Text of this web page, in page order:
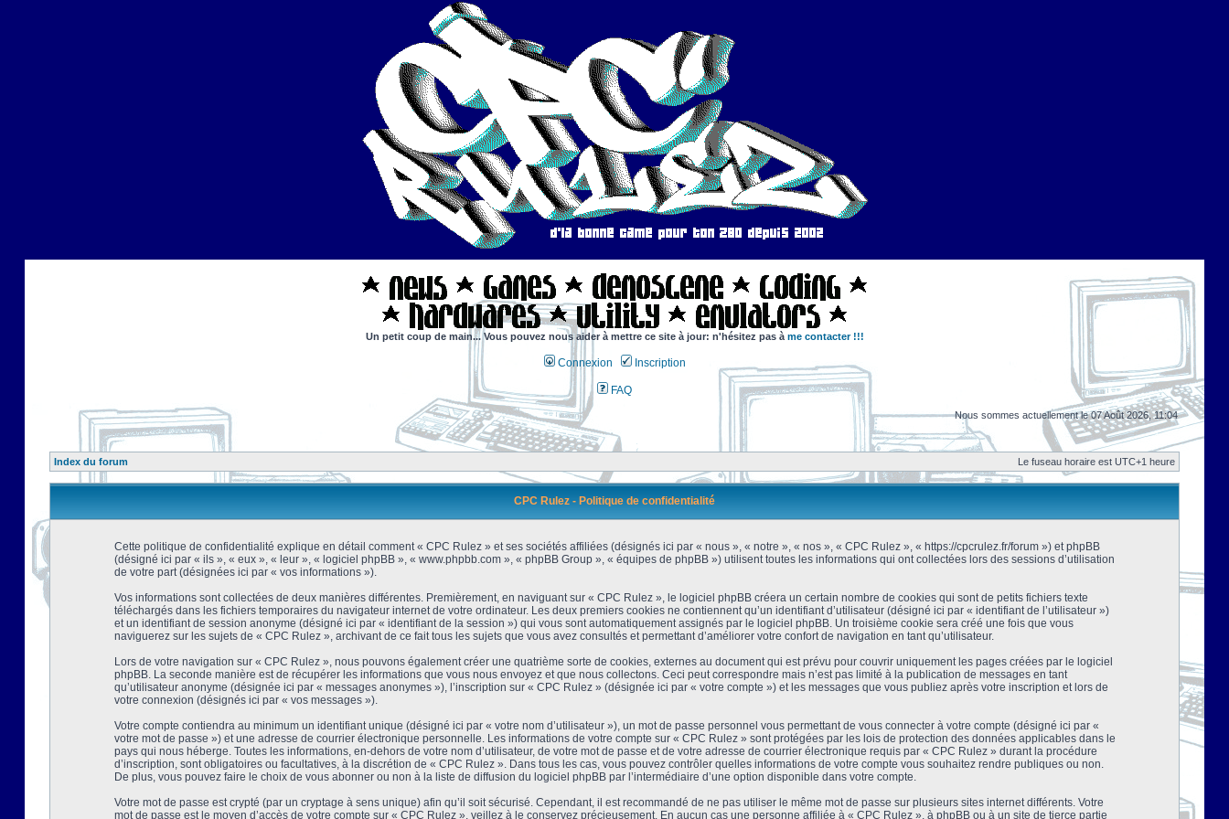
Un petit coup de main... Vous pouvez nous aider à mettre ce site à jour: n'hésitez pas à me contacter !!!
Connexion Inscription
FAQ
Nous sommes actuellement le 07 Août 2026, 11:04
Index du forum Le fuseau horaire est UTC+1 heure
CPC Rulez - Politique de confidentialité
Cette politique de confidentialité explique en détail comment « CPC Rulez » et ses sociétés affiliées (désignés ici par « nous », « notre », « nos », « CPC Rulez », « https://cpcrulez.fr/forum ») et phpBB
(désigné ici par « ils », « eux », « leur », « logiciel phpBB », « www.phpbb.com », « phpBB Group », « équipes de phpBB ») utilisent toutes les informations qui ont collectées lors des sessions d’utilisation
de votre part (désignées ici par « vos informations »).
Vos informations sont collectées de deux manières différentes. Premièrement, en naviguant sur « CPC Rulez », le logiciel phpBB créera un certain nombre de cookies qui sont de petits fichiers texte
téléchargés dans les fichiers temporaires du navigateur internet de votre ordinateur. Les deux premiers cookies ne contiennent qu’un identifiant d’utilisateur (désigné ici par « identifiant de l’utilisateur »)
et un identifiant de session anonyme (désigné ici par « identifiant de la session ») qui vous sont automatiquement assignés par le logiciel phpBB. Un troisième cookie sera créé une fois que vous
naviguerez sur les sujets de « CPC Rulez », archivant de ce fait tous les sujets que vous avez consultés et permettant d’améliorer votre confort de navigation en tant qu’utilisateur.
Lors de votre navigation sur « CPC Rulez », nous pouvons également créer une quatrième sorte de cookies, externes au document qui est prévu pour couvrir uniquement les pages créées par le logiciel
phpBB. La seconde manière est de récupérer les informations que vous nous envoyez et que nous collectons. Ceci peut correspondre mais n’est pas limité à la publication de messages en tant
qu’utilisateur anonyme (désignée ici par « messages anonymes »), l’inscription sur « CPC Rulez » (désignée ici par « votre compte ») et les messages que vous publiez après votre inscription et lors de
votre connexion (désignés ici par « vos messages »).
Votre compte contiendra au minimum un identifiant unique (désigné ici par « votre nom d’utilisateur »), un mot de passe personnel vous permettant de vous connecter à votre compte (désigné ici par «
votre mot de passe ») et une adresse de courrier électronique personnelle. Les informations de votre compte sur « CPC Rulez » sont protégées par les lois de protection des données applicables dans le
pays qui nous héberge. Toutes les informations, en-dehors de votre nom d’utilisateur, de votre mot de passe et de votre adresse de courrier électronique requis par « CPC Rulez » durant la procédure
d’inscription, sont obligatoires ou facultatives, à la discrétion de « CPC Rulez ». Dans tous les cas, vous pouvez contrôler quelles informations de votre compte vous souhaitez rendre publiques ou non.
De plus, vous pouvez faire le choix de vous abonner ou non à la liste de diffusion du logiciel phpBB par l’intermédiaire d’une option disponible dans votre compte.
Votre mot de passe est crypté (par un cryptage à sens unique) afin qu’il soit sécurisé. Cependant, il est recommandé de ne pas utiliser le même mot de passe sur plusieurs sites internet différents. Votre
mot de passe est le moyen d’accès de votre compte sur « CPC Rulez », veillez à le conservez précieusement. En aucun cas une personne affiliée à « CPC Rulez », à phpBB ou à un site de tierce partie